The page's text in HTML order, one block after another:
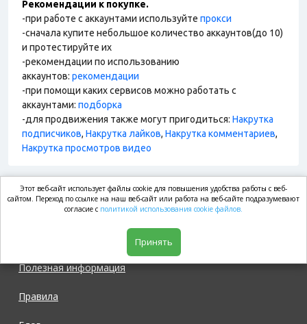
Рекомендации к покупке.
-при работе с аккаунтами используйте прокси
-сначала купите небольшое количество аккаунтов(до 10)
и протестируйте их
-рекомендации по использованию
аккаунтов: рекомендации
-при помощи каких сервисов можно работать с
аккаунтами: подборка
-для продвижения также могут пригодиться: Накрутка
подписчиков, Накрутка лайков, Накрутка комментариев,
Накрутка просмотров видео
market.com
Полезная информация
Правила
Этот веб-сайт использует файлы cookie для повышения удобства работы с веб-
сайтом. Переход по ссылке на наш веб-сайт или работа на веб-сайте подразумевают
согласие с политикой использования cookie файлов.
Принять